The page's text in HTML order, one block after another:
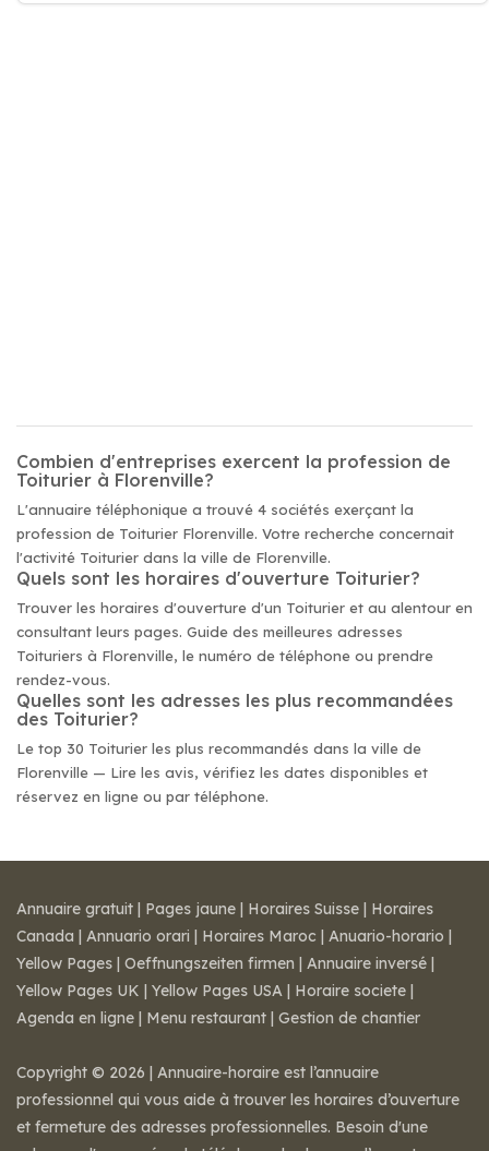
Combien d'entreprises exercent la profession de
Toiturier à Florenville?
L'annuaire téléphonique a trouvé 4 sociétés exerçant la
profession de Toiturier Florenville. Votre recherche concernait
l'activité Toiturier dans la ville de Florenville.
Quels sont les horaires d'ouverture Toiturier?
Trouver les horaires d'ouverture d'un Toiturier et au alentour en
consultant leurs pages. Guide des meilleures adresses
Toituriers à Florenville, le numéro de téléphone ou prendre
rendez-vous.
Quelles sont les adresses les plus recommandées
des Toiturier?
Le top 30 Toiturier les plus recommandés dans la ville de
Florenville — Lire les avis, vérifiez les dates disponibles et
réservez en ligne ou par téléphone.
Annuaire gratuit | Pages jaune | Horaires Suisse | Horaires
Canada | Annuario orari | Horaires Maroc | Anuario-horario |
Yellow Pages | Oeffnungszeiten firmen | Annuaire inversé |
Yellow Pages UK | Yellow Pages USA | Horaire societe |
Agenda en ligne | Menu restaurant | Gestion de chantier
Copyright © 2026 | Annuaire-horaire est l’annuaire
professionnel qui vous aide à trouver les horaires d’ouverture
et fermeture des adresses professionnelles. Besoin d'une